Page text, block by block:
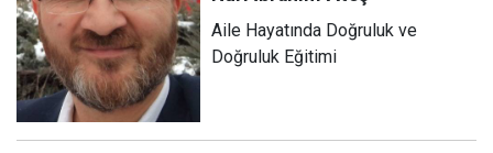
Aile Hayatında Doğruluk ve
Doğruluk Eğitimi